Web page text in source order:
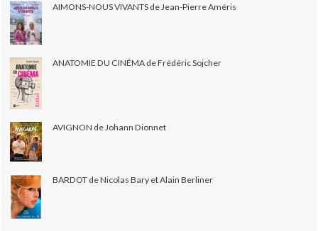
AIMONS-NOUS VIVANTS de Jean-Pierre Améris
ANATOMIE DU CINÉMA de Frédéric Sojcher
AVIGNON de Johann Dionnet
BARDOT de Nicolas Bary et Alain Berliner